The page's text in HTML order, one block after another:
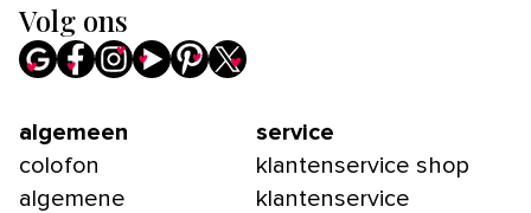
Volg ons
algemeen
colofon
algemene
service
klantenservice shop
klantenservice